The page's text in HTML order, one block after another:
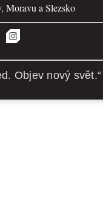
Moravu a Slezsko
Objev nový svět.“